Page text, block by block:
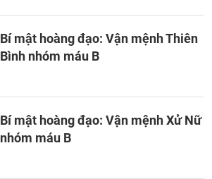
Bí mật hoàng đạo: Vận mệnh Thiên
Bình nhóm máu B
Bí mật hoàng đạo: Vận mệnh Xử Nữ
nhóm máu B